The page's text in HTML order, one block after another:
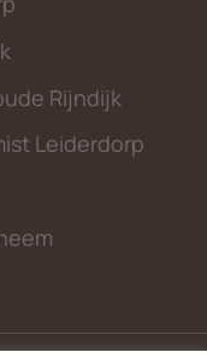
Rijndijk
Leiderdorp